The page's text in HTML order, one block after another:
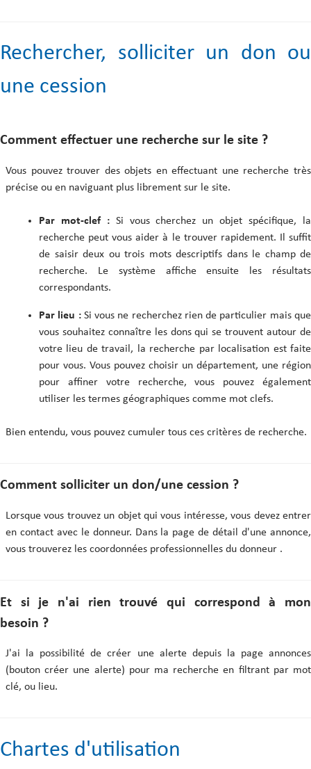
Rechercher, solliciter un don ou
une cession
Comment effectuer une recherche sur le site ?
Vous pouvez trouver des objets en effectuant une recherche très
précise ou en naviguant plus librement sur le site.
Par mot-clef :Si vous cherchez un objet spécifique, la
recherche peut vous aider à le trouver rapidement. Il suffit
de saisir deux ou trois mots descriptifs dans le champ de
recherche. Le système affiche ensuite les résultats
correspondants.
Par lieu :Si vous ne recherchez rien de particulier mais que
vous souhaitez connaître les dons qui se trouvent autour de
votre lieu de travail, la recherche par localisation est faite
pour vous. Vous pouvez choisir un département, une région
pour affiner votre recherche, vous pouvez également
utiliser les termes géographiques comme mot clefs.
Bien entendu, vous pouvez cumuler tous ces critères de recherche.
Comment solliciter un don/une cession ?
Lorsque vous trouvez un objet qui vous intéresse, vous devez entrer
en contact avec le donneur. Dans la page de détail d'une annonce,
vous trouverez les coordonnées professionnelles du donneur .
Et si je n'ai rien trouvé qui correspond à mon
besoin ?
J'ai la possibilité de créer une alerte depuis la page annonces
(bouton créer une alerte) pour ma recherche en filtrant par mot
clé, ou lieu.
Chartes d'utilisation